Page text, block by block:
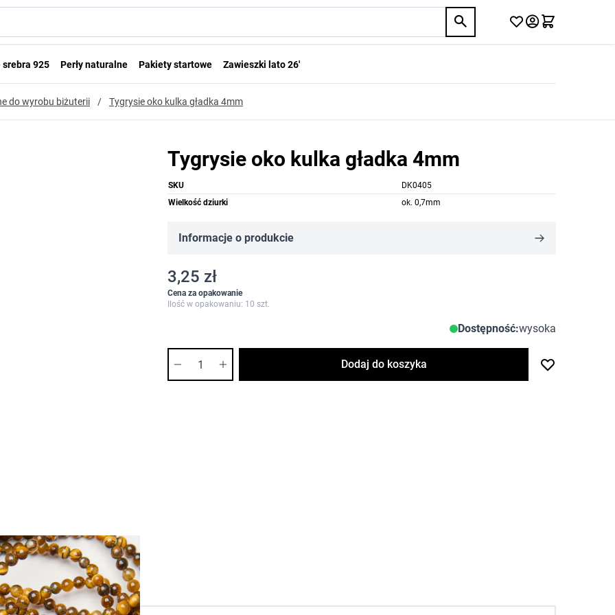
srebra 925 Perły naturalne Pakiety startowe Zawieszki lato 26'
do wyrobu biżuterii / Tygrysie oko kulka gładka 4mm
Tygrysie oko kulka gładka 4mm
SKU
DK0405
Wielkość dziurki
ok. 0,7mm
Informacje o produkcie
3,25 zł
Cena za opakowanie
Ilość w opakowaniu: 10 szt.
Dostępność:wysoka
Dodaj do koszyka